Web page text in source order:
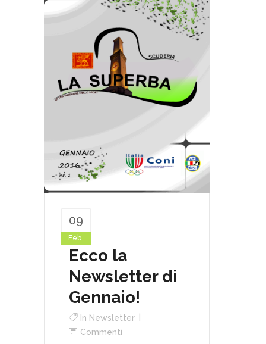
09
Feb
Ecco la
Newsletter di
Gennaio!
In Newsletter
Commenti